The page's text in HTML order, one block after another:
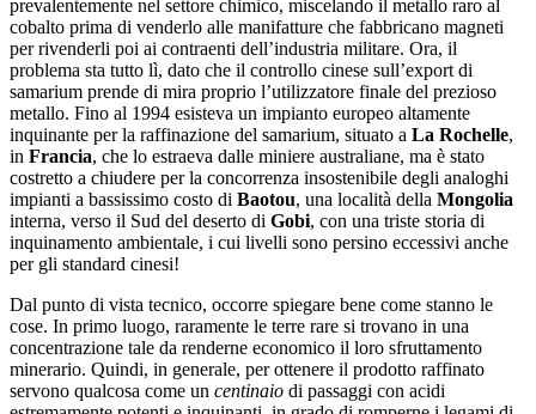
prevalentemente nel settore chimico, miscelando il metallo raro al
cobalto prima di venderlo alle manifatture che fabbricano magneti
per rivenderli poi ai contraenti dell’industria militare. Ora, il
problema sta tutto lì, dato che il controllo cinese sull’export di
samarium prende di mira proprio l’utilizzatore finale del prezioso
metallo. Fino al 1994 esisteva un impianto europeo altamente
inquinante per la raffinazione del samarium, situato a La Rochelle,
in Francia, che lo estraeva dalle miniere australiane, ma è stato
costretto a chiudere per la concorrenza insostenibile degli analoghi
impianti a bassissimo costo di Baotou, una località della Mongolia
interna, verso il Sud del deserto di Gobi, con una triste storia di
inquinamento ambientale, i cui livelli sono persino eccessivi anche
per gli standard cinesi!
Dal punto di vista tecnico, occorre spiegare bene come stanno le
cose. In primo luogo, raramente le terre rare si trovano in una
concentrazione tale da renderne economico il loro sfruttamento
minerario. Quindi, in generale, per ottenere il prodotto raffinato
servono qualcosa come un centinaio di passaggi con acidi